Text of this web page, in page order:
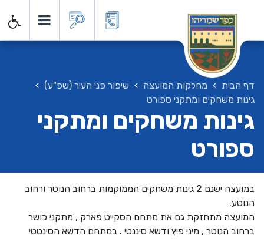
דף הבית מחלקות המועצה
שיפור פני העיר (שפ"ע)
גינות משחקים ומתקני ספורט
גינות משחקים ומתקני
ספורט
במועצה ישנם 2 גינות משחקים הממוקמות ברחוב הנוטר ורחוב
הנוטע.
המועצה מתחזקת גם את מתחם הסקייט פארק , מתקני כושר
ברחוב הנוטר , מיני פיץ ודשא סיננטי . במתחם הדשא הסינטטי